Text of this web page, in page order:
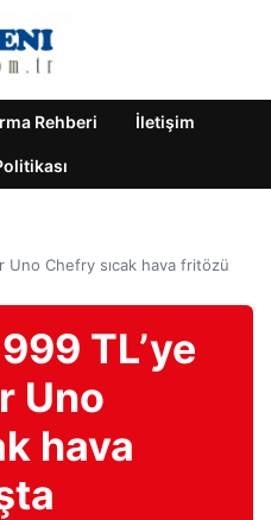
Rehberi İletişim
Uno Chefry sıcak hava fritözü
TL’ye
Uno
hava